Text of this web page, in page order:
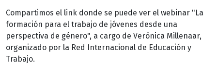
Compartimos el link donde se puede ver el webinar "La
formación para el trabajo de jóvenes desde una
perspectiva de género", a cargo de Verónica Millenaar,
organizado por la Red Internacional de Educación y
Trabajo.